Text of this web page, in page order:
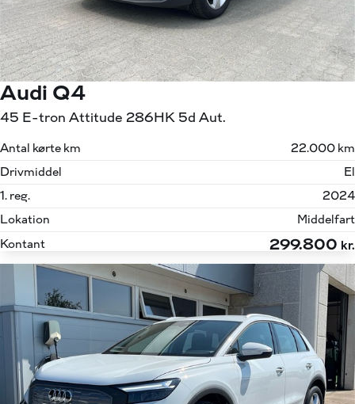
Audi Q4
45 E-tron Attitude 286HK 5d Aut.
Antal kørte km
22.000 km
Drivmiddel
El
1. reg.
2024
Lokation
Middelfart
Kontant
299.800 kr.